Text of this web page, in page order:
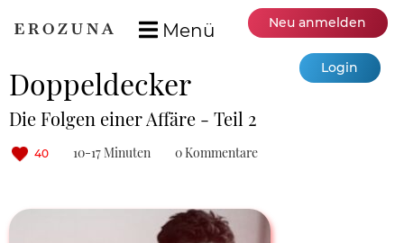
Menü Neu anmelden
Login
Doppeldecker
Die Folgen einer Affäre - Teil 2
40 10-17 Minuten 0 Kommentare